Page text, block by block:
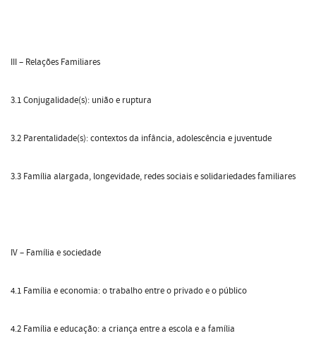
III – Relações Familiares
3.1 Conjugalidade(s): união e ruptura
3.2 Parentalidade(s): contextos da infância, adolescência e juventude
3.3 Família alargada, longevidade, redes sociais e solidariedades familiares
IV – Família e sociedade
4.1 Família e economia: o trabalho entre o privado e o público
4.2 Família e educação: a criança entre a escola e a família